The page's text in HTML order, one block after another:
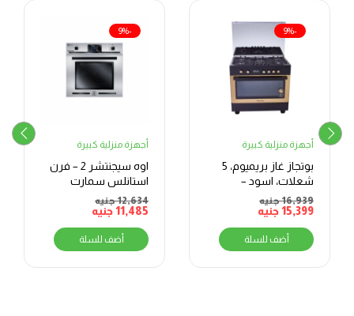
-9%
أجهزة منزلية كبيرة
بوتجاز غاز بريميوم، 5
شعلات، اسود –
PRM6090EB-GC-511-
IDSF-P-EU-C
16,939جنيه
15,399جنيه
أضف للسلة
-9%
أجهزة منزلية كبيرة
اوه سيجنتشر 2 – فرن
استانلس سمارت
ميكس – بلت ان – فرن
BO66G119TSFMIXOSAL
12,634جنيه
11,485جنيه
أضف للسلة